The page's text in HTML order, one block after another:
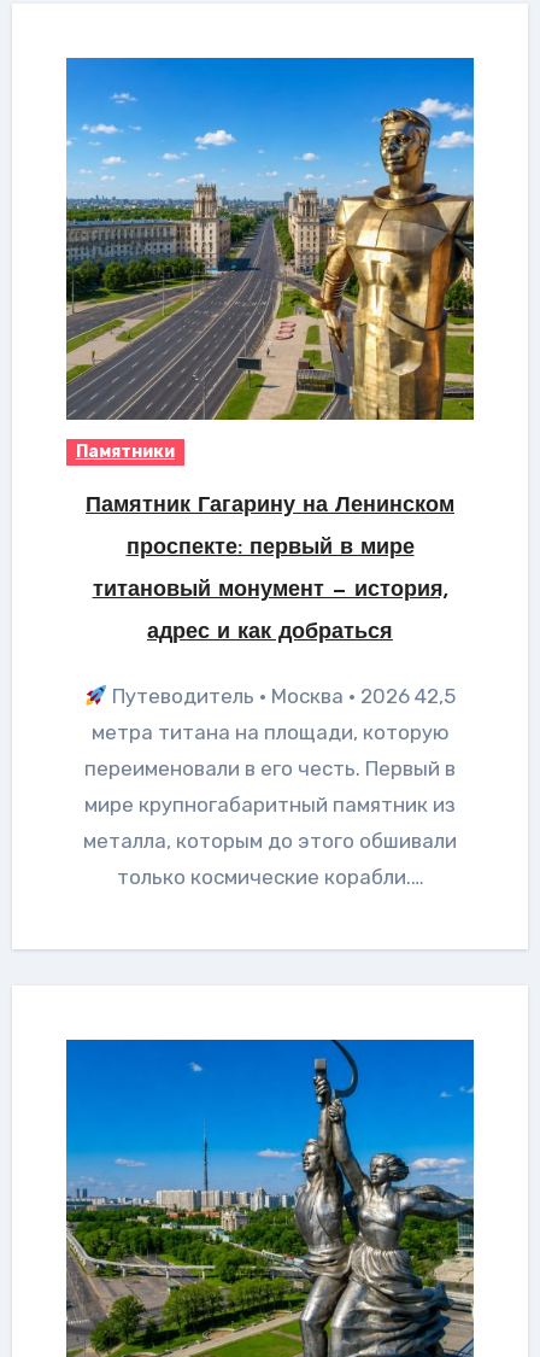
Памятники
Памятник Гагарину на Ленинском
проспекте: первый в мире
титановый монумент — история,
адрес и как добраться
Путеводитель · Москва · 2026 42,5
метра титана на площади, которую
переименовали в его честь. Первый в
мире крупногабаритный памятник из
металла, которым до этого обшивали
только космические корабли.…